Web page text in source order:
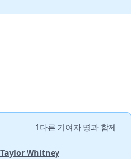
1다른 기여자 명과 함께
Taylor Whitney